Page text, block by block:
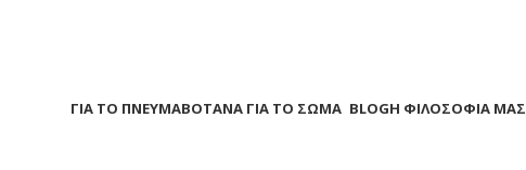
ΒΟΤΑΝΑ ΓΙΑ ΤΟ ΠΝΕΥΜΑΒΟΤΑΝΑ ΓΙΑ ΤΟ ΣΩΜΑ BLOGΗ ΦΙΛΟΣΟΦΙΑ ΜΑΣ